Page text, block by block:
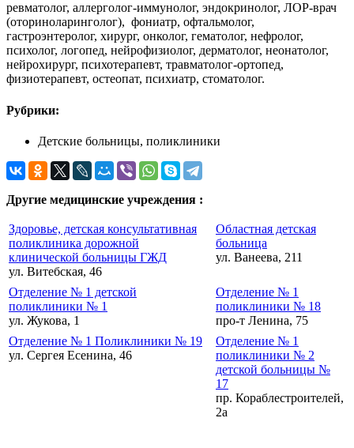
ревматолог, аллерголог-иммунолог, эндокринолог, ЛОР-врач
(оториноларинголог), фониатр, офтальмолог,
гастроэнтеролог, хирург, онколог, гематолог, нефролог,
психолог, логопед, нейрофизиолог, дерматолог, неонатолог,
нейрохирург, психотерапевт, травматолог-ортопед,
физиотерапевт, остеопат, психиатр, стоматолог.
Рубрики:
Детские больницы, поликлиники
Другие медицинские учреждения :
Здоровье, детская консультативная
поликлиника дорожной
клинической больницы ГЖД
ул. Витебская, 46
Областная детская
больница
ул. Ванеева, 211
Отделение № 1 детской
поликлиники № 1
ул. Жукова, 1
Отделение № 1
поликлиники № 18
про-т Ленина, 75
Отделение № 1 Поликлиники № 19
ул. Сергея Есенина, 46
Отделение № 1
поликлиники № 2
детской больницы №
17
пр. Кораблестроителей,
2а